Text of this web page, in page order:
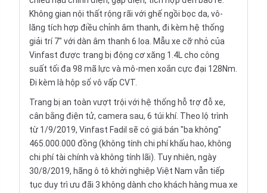
Không gian nội thất rộng rãi với ghế ngồi bọc da, vô-
lăng tích hợp điều chỉnh âm thanh, đi kèm hệ thống
giải trí 7" với dàn âm thanh 6 loa. Mẫu xe cỡ nhỏ của
Vinfast được trang bị động cơ xăng 1.4L cho công
suất tối đa 98 mã lực và mô-men xoắn cực đại 128Nm.
Đi kèm là hộp số vô vấp CVT.
Trang bị an toàn vượt trội với hệ thống hỗ trợ đỗ xe,
cân bằng điện tử, camera sau, 6 túi khí. Theo lộ trình
từ 1/9/2019, Vinfast Fadil sẽ có giá bán "ba không"
465.000.000 đồng (không tính chi phí khấu hao, không
chi phí tài chính và không tính lãi). Tuy nhiên, ngày
30/8/2019, hãng ô tô khởi nghiệp Việt Nam vẫn tiếp
tục duy trì ưu đãi 3 không dành cho khách hàng mua xe